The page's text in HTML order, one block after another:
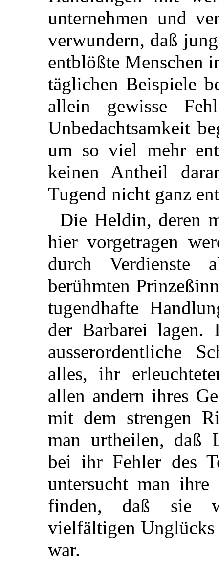
unternehmen und
verwundern, daß
entblößte Menschen
täglichen Beispiele
allein gewisse
Unbedachtsamkeit
um so viel mehr
keinen Antheil
Tugend nicht ganz
Die Heldin, deren
hier vorgetragen
durch Verdienste
berühmten
tugendhafte
der Barbarei lagen.
ausserordentliche
alles, ihr
allen andern ihres
mit dem strengen
man urtheilen, daß
bei ihr Fehler des
untersucht man
finden, daß sie
vielfältigen Unglücks
war.